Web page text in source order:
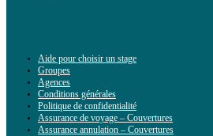
Aide pour choisir un stage
Groupes
Agences
Conditions générales
Politique de confidentialité
Assurance de voyage – Couvertures
Assurance annulation – Couvertures